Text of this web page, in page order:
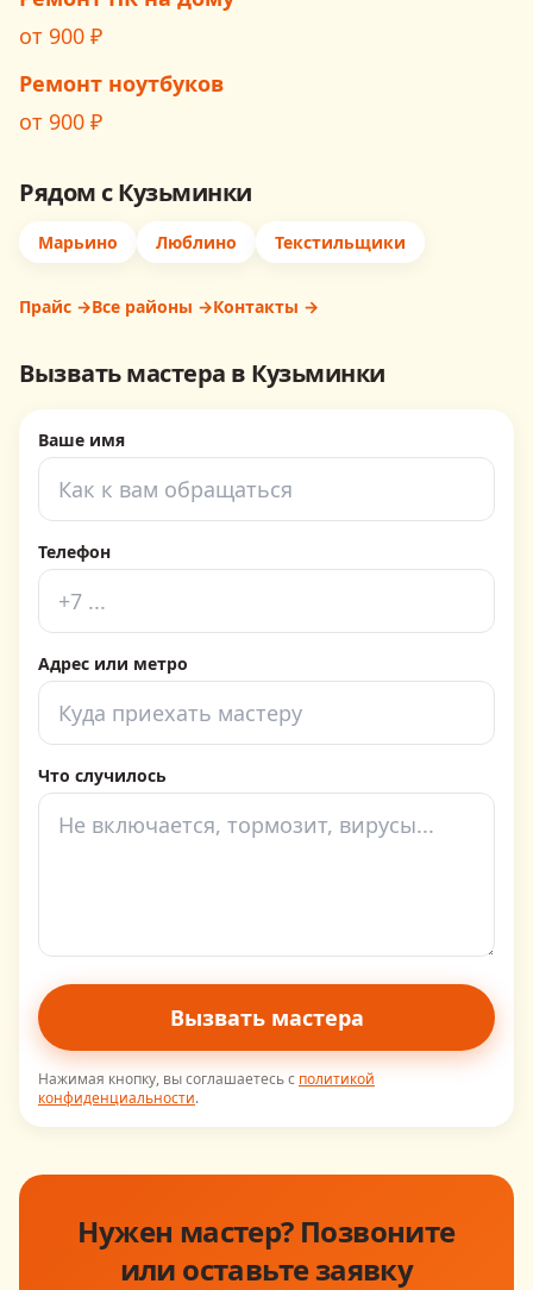
от 900 ₽
Ремонт ноутбуков
от 900 ₽
Рядом сКузьминки
Марьино Люблино Текстильщики
Прайс →Все районы →Контакты →
Вызвать мастера в Кузьминки
Ваше имя
Телефон
Адрес или метро
Что случилось
Вызвать мастера
Нажимая кнопку, вы соглашаетесь с политикой
конфиденциальности.
Нужен мастер? Позвоните
или оставьте заявку